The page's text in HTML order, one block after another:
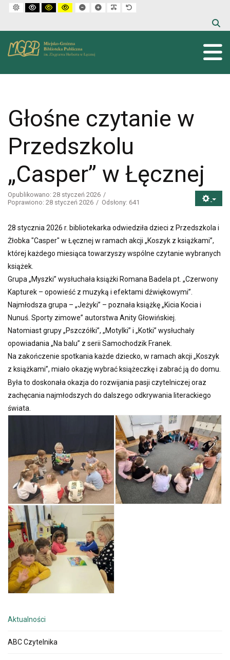
Default mode
High contrast black white mode
High contrast black yellow mode
High contrast yellow black mode
Set smaller font
Set larger font
Make font more readable
Głośne czytanie w
Przedszkolu
„Casper” w Łęcznej
Opublikowano: 28 styczeń 2026
Poprawiono: 28 styczeń 2026
Odsłony: 641
28 stycznia 2026 r. bibliotekarka odwiedziła dzieci z Przedszkola i
Żłobka "Casper" w Łęcznej w ramach akcji „Koszyk z książkami”,
której każdego miesiąca towarzyszy wspólne czytanie wybranych
książek.
Grupa „Myszki” wysłuchała książki Romana Badela pt. „Czerwony
Kapturek – opowieść z muzyką i efektami dźwiękowymi”.
Najmłodsza grupa – „Jeżyki” – poznała książkę „Kicia Kocia i
Nunuś. Sporty zimowe” autorstwa Anity Głowińskiej.
Natomiast grupy „Pszczółki”, „Motylki” i „Kotki” wysłuchały
opowiadania „Na balu” z serii Samochodzik Franek.
Na zakończenie spotkania każde dziecko, w ramach akcji „Koszyk
z książkami”, miało okazję wybrać książeczkę i zabrać ją do domu.
Była to doskonała okazja do rozwijania pasji czytelniczej oraz
zachęcania najmłodszych do dalszego odkrywania literackiego
świata.
Aktualności
ABC Czytelnika